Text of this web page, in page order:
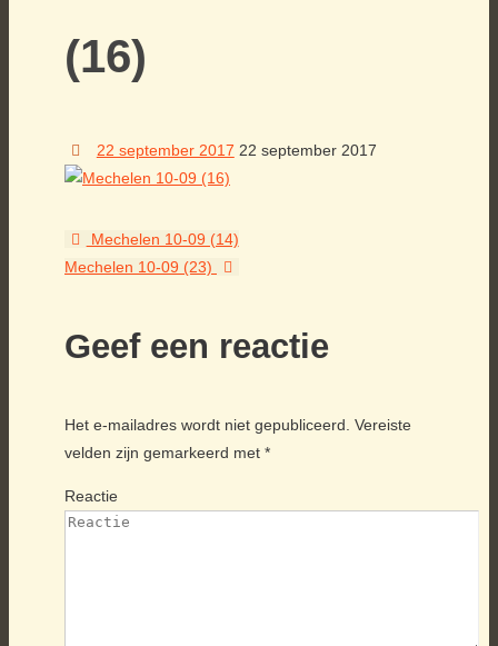
(16)
22 september 2017 22 september 2017
Mechelen 10-09 (14)
Mechelen 10-09 (23)
Geef een reactie
Het e-mailadres wordt niet gepubliceerd. Vereiste
velden zijn gemarkeerd met *
Reactie